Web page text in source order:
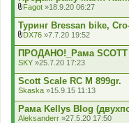
н
н
я
л
а
д
е
н
н
я
к
л
а
д
е
н
н
я
Fagot »18.9.20 06:27
Туринг Bressan bike,
к
л
а
д
е
н
н
я
DX76 »7.7.20 19:52
ПРОДАНО!_Рама SCOTT
SKY »25.7.20 17:23
Scott Scale RC M 899gr.
Skaska »15.9.15 11:13
Рама Kellys Blog
Aleksanderr »27.5.20 17:50